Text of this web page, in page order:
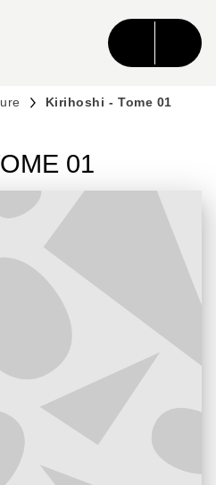
CONTENU
Kirihoshi - Tome 01
01